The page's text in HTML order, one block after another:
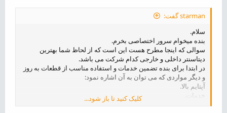
starman گفت:
سلام.
بنده میخوام سرور اختصاصی بخرم.
سوالی که اینجا مطرح هست این است که از لحاظ شما بهترین
دیتاسنتر داخلی و خارجی کدام شرکت می باشد.
در ابتدا برای بنده تضمین خدمات و استفاده مناسب از قطعات به روز
و دیگر مواردی که می توان به آن اشاره نمود:
آپتایم بالا.
خدمات.
پهنای باند بیشتر نسبت به دیگر دیتاسنتر ها.
کلیک کنید تا باز شود...